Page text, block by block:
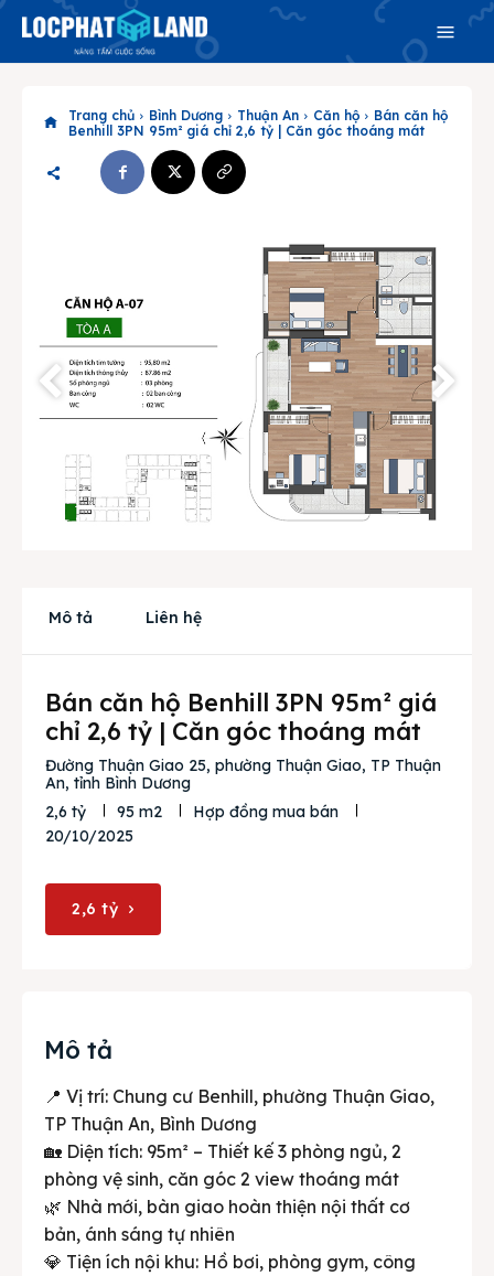
Search
Phiên bản cập nhật V3
& tìm kiếm nhanh chóng hơn
Trang chủ
Dự án
Mua bán
Cho thuê
Liên hệ
Search
Trang chủ Bình Dương Thuận An Căn hộ
Bán căn hộ
Benhill 3PN 95m² giá chỉ 2,6 tỷ | Căn góc thoáng mát
Mô tả Liên hệ
Bán căn hộ Benhill 3PN 95m² giá
chỉ 2,6 tỷ | Căn góc thoáng mát
Đường Thuận Giao 25, phường Thuận Giao, TP Thuận
An, tỉnh Bình Dương
2,6 tỷ
95 m2
Hợp đồng mua bán
20/10/2025
2,6 tỷ
Mô tả
📍 Vị trí: Chung cư Benhill, phường Thuận Giao,
TP Thuận An, Bình Dương
🏡 Diện tích: 95m² – Thiết kế 3 phòng ngủ, 2
phòng vệ sinh, căn góc 2 view thoáng mát
🌿 Nhà mới, bàn giao hoàn thiện nội thất cơ
bản, ánh sáng tự nhiên
💎 Tiện ích nội khu: Hồ bơi, phòng gym, công